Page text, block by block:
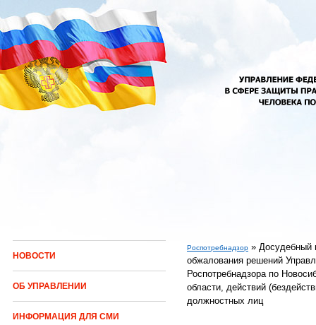
Перейти к основному содержанию
НОВОСТИ
ОБ УПРАВЛЕНИИ
ИНФОРМАЦИЯ ДЛЯ СМИ
Вы здесь
Роспотребнадзор » Досудебный
обжалования решений
Роспотребнадзора по
области, действий
должностных лиц